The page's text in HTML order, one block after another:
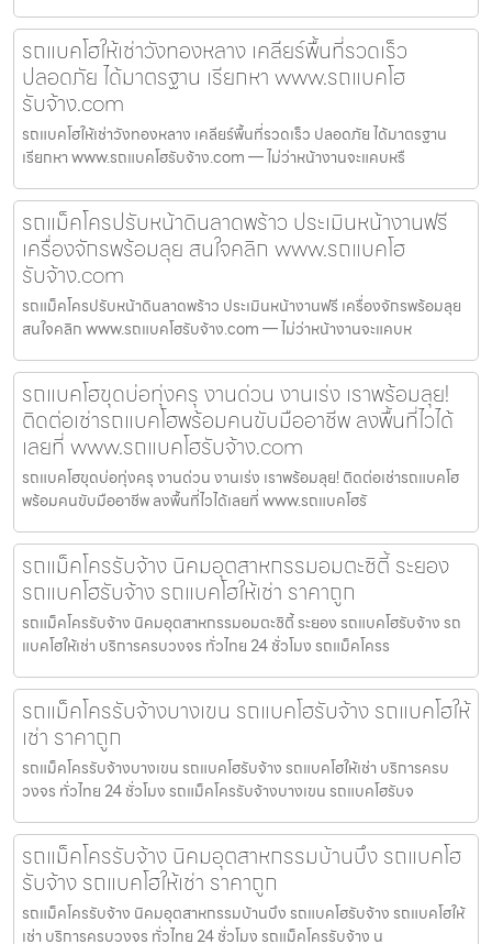
รถแบคโฮให้เช่าวังทองหลาง เคลียร์พื้นที่รวดเร็ว
ปลอดภัย ได้มาตรฐาน เรียกหา www.รถแบคโฮ
รับจ้าง.com
รถแบคโฮให้เช่าวังทองหลาง เคลียร์พื้นที่รวดเร็ว ปลอดภัย ได้มาตรฐาน
เรียกหา www.รถแบคโฮรับจ้าง.com — ไม่ว่าหน้างานจะแคบหรื
รถแม็คโครปรับหน้าดินลาดพร้าว ประเมินหน้างานฟรี
เครื่องจักรพร้อมลุย สนใจคลิก www.รถแบคโฮ
รับจ้าง.com
รถแม็คโครปรับหน้าดินลาดพร้าว ประเมินหน้างานฟรี เครื่องจักรพร้อมลุย
สนใจคลิก www.รถแบคโฮรับจ้าง.com — ไม่ว่าหน้างานจะแคบห
รถแบคโฮขุดบ่อทุ่งครุ งานด่วน งานเร่ง เราพร้อมลุย!
ติดต่อเช่ารถแบคโฮพร้อมคนขับมืออาชีพ ลงพื้นที่ไวได้
เลยที่ www.รถแบคโฮรับจ้าง.com
รถแบคโฮขุดบ่อทุ่งครุ งานด่วน งานเร่ง เราพร้อมลุย! ติดต่อเช่ารถแบคโฮ
พร้อมคนขับมืออาชีพ ลงพื้นที่ไวได้เลยที่ www.รถแบคโฮรั
รถแม็คโครรับจ้าง นิคมอุตสาหกรรมอมตะซิตี้ ระยอง
รถแบคโฮรับจ้าง รถแบคโฮให้เช่า ราคาถูก
รถแม็คโครรับจ้าง นิคมอุตสาหกรรมอมตะซิตี้ ระยอง รถแบคโฮรับจ้าง รถ
แบคโฮให้เช่า บริการครบวงจร ทั่วไทย 24 ชั่วโมง รถแม็คโครร
รถแม็คโครรับจ้างบางเขน รถแบคโฮรับจ้าง รถแบคโฮให้
เช่า ราคาถูก
รถแม็คโครรับจ้างบางเขน รถแบคโฮรับจ้าง รถแบคโฮให้เช่า บริการครบ
วงจร ทั่วไทย 24 ชั่วโมง รถแม็คโครรับจ้างบางเขน รถแบคโฮรับจ
รถแม็คโครรับจ้าง นิคมอุตสาหกรรมบ้านบึง รถแบคโฮ
รับจ้าง รถแบคโฮให้เช่า ราคาถูก
รถแม็คโครรับจ้าง นิคมอุตสาหกรรมบ้านบึง รถแบคโฮรับจ้าง รถแบคโฮให้
เช่า บริการครบวงจร ทั่วไทย 24 ชั่วโมง รถแม็คโครรับจ้าง น